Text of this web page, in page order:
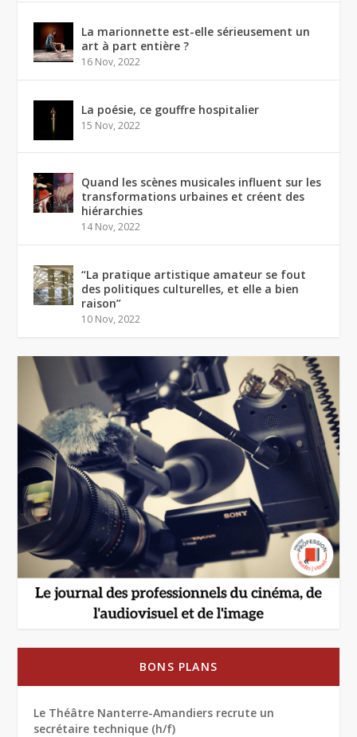
La marionnette est-elle sérieusement un
art à part entière ?
16 Nov, 2022
La poésie, ce gouffre hospitalier
15 Nov, 2022
Quand les scènes musicales influent sur les
transformations urbaines et créent des
hiérarchies
14 Nov, 2022
“La pratique artistique amateur se fout
des politiques culturelles, et elle a bien
raison”
10 Nov, 2022
BONS PLANS
Le Théâtre Nanterre-Amandiers recrute un
secrétaire technique (h/f)